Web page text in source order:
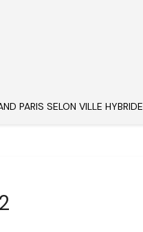
PARIS SELON VILLE HYBRIDE